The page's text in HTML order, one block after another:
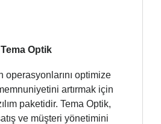
Optik
optimize
artırmak için
paketidir. Tema Optik,
ve müşteri yönetimini